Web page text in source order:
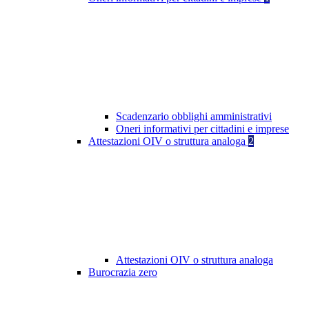
Scadenzario obblighi amministrativi
Oneri informativi per cittadini e imprese
Attestazioni OIV o struttura analoga 2
Attestazioni OIV o struttura analoga
Burocrazia zero